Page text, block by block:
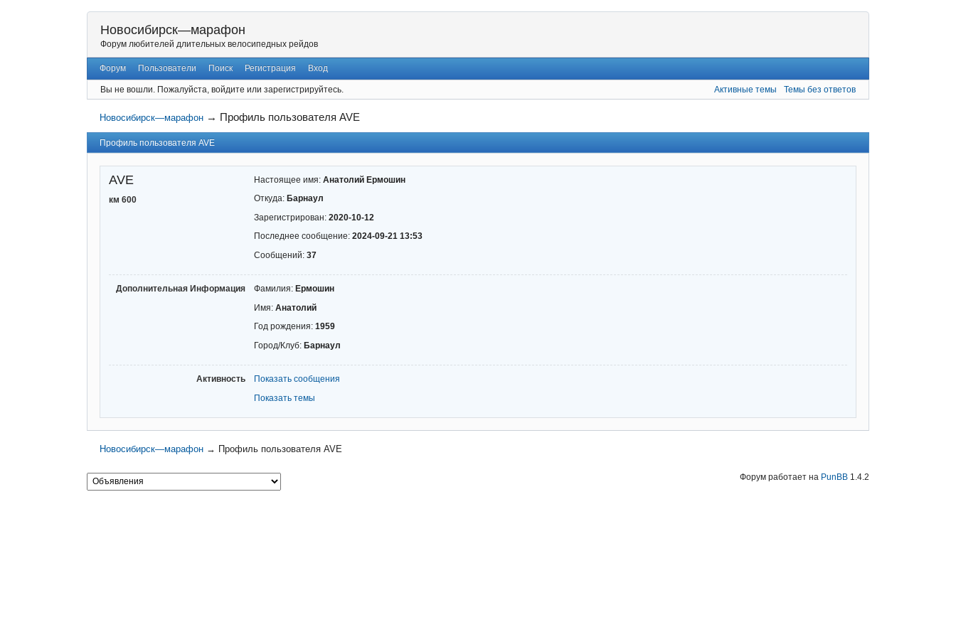
Новосибирск—марафон
Форум любителей длительных велосипедных рейдов
Форум Пользователи Поиск Регистрация Вход
Вы не вошли. Пожалуйста, войдите или зарегистрируйтесь. Активные темы Темы без ответов
Новосибирск—марафон → Профиль пользователя AVE
Профиль пользователя AVE
AVE
км 600
Настоящее имя: Анатолий Ермошин
Откуда: Барнаул
Зарегистрирован: 2020-10-12
Последнее сообщение: 2024-09-21 13:53
Сообщений: 37
Дополнительная Информация Фамилия: Ермошин
Имя: Анатолий
Год рождения: 1959
Город/Клуб: Барнаул
Активность
Показать сообщения
Показать темы
Новосибирск—марафон → Профиль пользователя AVE
Форум работает на PunBB 1.4.2